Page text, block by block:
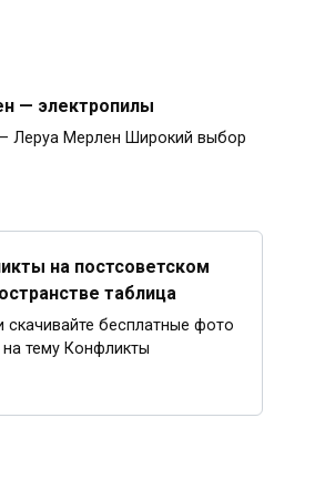
— электропилы
Леруа Мерлен Широкий выбор
на постсоветском
таблица
скачивайте бесплатные фото
на тему Конфликты